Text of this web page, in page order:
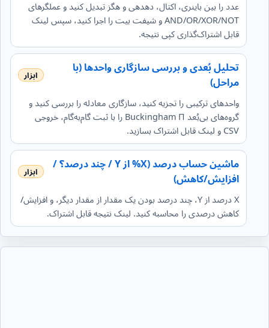
عدد را بین باینری، اکتال، دهدهی و هگز تبدیل کنید و عملگرهای
AND/OR/XOR/NOT و شیفت بیت را اجرا کنید، سپس لینک
قابل اشتراک‌گذاری کپی نتیجه.
تحلیل بُعدی و بررسی سازگاری واحدها (با
مراحل)
واحدهای ترکیبی را تجزیه کنید، سازگاری معادله را بررسی کنید و
گروه‌های بی‌بُعد Buckingham Π را با ثبت گام‌به‌گام، خروجی
CSV و لینک قابل اشتراک بسازید.
ماشین حساب درصد (X% از Y / چند درصد؟ /
افزایش/کاهش)
X درصد از Y، چند درصد بودن یک مقدار از مقدار دیگر، و افزایش/
کاهش درصدی را محاسبه کنید. لینک نتیجه قابل اشتراک.